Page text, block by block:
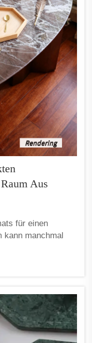
Aus
für einen
kann manchmal
er gut in den
oder Freunde
verleiht dem